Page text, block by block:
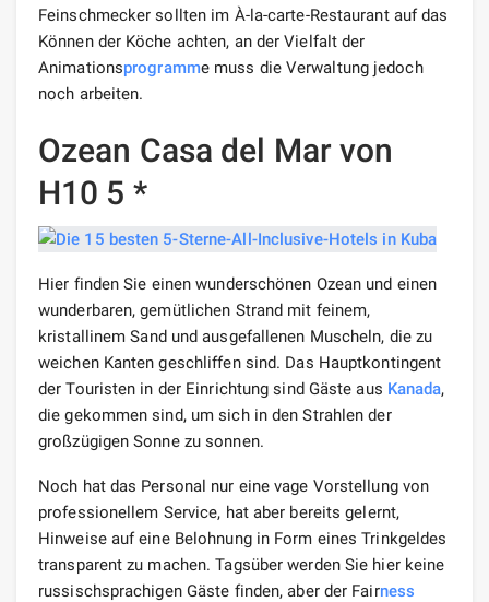
Feinschmecker sollten im À-la-carte-Restaurant auf das
Können der Köche achten, an der Vielfalt der
Animationsprogramme muss die Verwaltung jedoch
noch arbeiten.
Ozean Casa del Mar von
H10 5 *
Hier finden Sie einen wunderschönen Ozean und einen
wunderbaren, gemütlichen Strand mit feinem,
kristallinem Sand und ausgefallenen Muscheln, die zu
weichen Kanten geschliffen sind. Das Hauptkontingent
der Touristen in der Einrichtung sind Gäste aus Kanada,
die gekommen sind, um sich in den Strahlen der
großzügigen Sonne zu sonnen.
Noch hat das Personal nur eine vage Vorstellung von
professionellem Service, hat aber bereits gelernt,
Hinweise auf eine Belohnung in Form eines Trinkgeldes
transparent zu machen. Tagsüber werden Sie hier keine
russischsprachigen Gäste finden, aber der Fairness